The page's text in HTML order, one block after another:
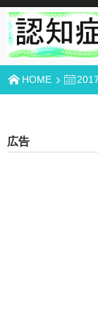
HOME 2017
広告